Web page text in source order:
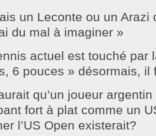
un Leconte ou un Arazi
du mal à imaginer »
actuel est touché par
6 pouces » désormais, il
qu’un joueur
fort à plat comme un
l’US Open existerait?